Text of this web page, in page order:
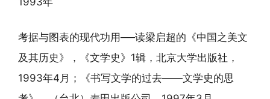
考据与图表的现代功用──读梁启超的《中国之美文
及其历史》，《文学史》1辑，北京大学出版社，
1993年4月；《书写文学的过去——文学史的思